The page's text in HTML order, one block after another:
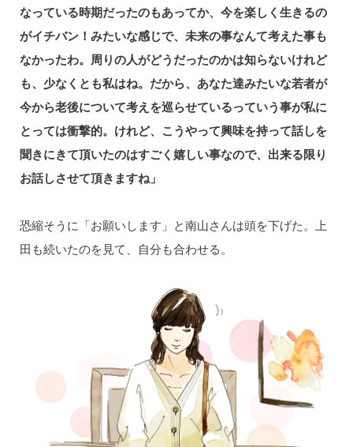
なっている時期だったのもあってか、今を楽しく生きるの
がイチバン！みたいな感じで、未来の事なんて考えた事も
なかったわ。周りの人がどうだったのかは知らないけれど
も、少なくとも私はね。だから、あなた達みたいな若者が
今から老後について考えを巡らせているっていう事が私に
とっては衝撃的。けれど、こうやって興味を持って話しを
聞きにきて頂いたのはすごく嬉しい事なので、出来る限り
お話しさせて頂きますね」
恐縮そうに「お願いします」と南山さんは頭を下げた。上
田も続いたのを見て、自分も合わせる。